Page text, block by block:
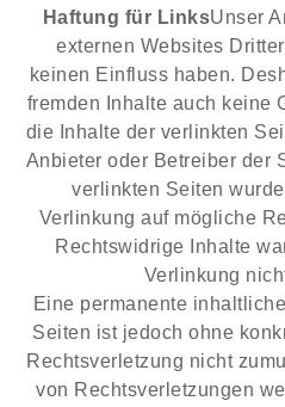
Haftung für LinksUnser
externen Websites
keinen Einfluss haben.
fremden Inhalte auch keine
die Inhalte der verlinkten
Anbieter oder Betreiber der
verlinkten Seiten
Verlinkung auf mögliche
Rechtswidrige Inhalte
Verlinkung
Eine permanente
Seiten ist jedoch ohne
Rechtsverletzung nicht
von Rechtsverletzungen